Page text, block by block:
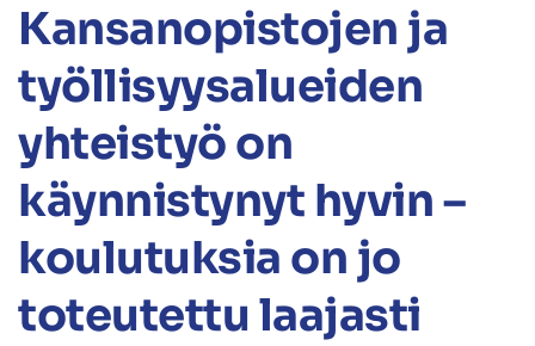
Kansanopistojen ja
työllisyysalueiden
yhteistyö on
käynnistynyt hyvin –
koulutuksia on jo
toteutettu laajasti